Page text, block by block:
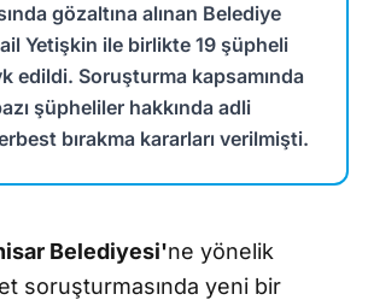
gözaltına alınan Belediye
Yetişkin ile birlikte 19 şüpheli
edildi. Soruşturma kapsamında
şüpheliler hakkında adli
bırakma kararları verilmişti.
Belediyesi'ne yönelik
soruşturmasında yeni bir